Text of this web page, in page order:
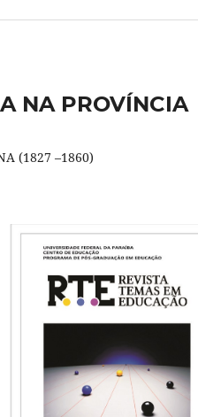
NA PROVÍNCIA
(1827 –1860)